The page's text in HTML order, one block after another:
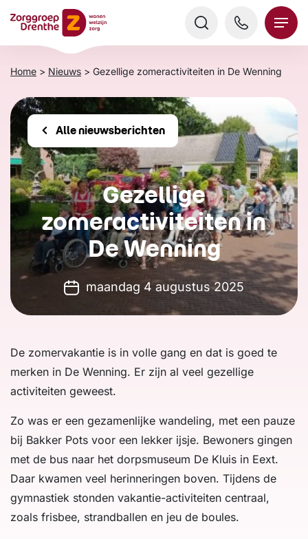
naar
content
Home > Nieuws > Gezellige zomeractiviteiten in De Wenning
Alle nieuwsberichten
Gezellige
zomeractiviteiten in
De Wenning
maandag 4 augustus 2025
De zomervakantie is in volle gang en dat is goed te
merken in De Wenning. Er zijn al veel gezellige
activiteiten geweest.
Zo was er een gezamenlijke wandeling, met een pauze
bij Bakker Pots voor een lekker ijsje. Bewoners gingen
met de bus naar het dorpsmuseum De Kluis in Eext.
Daar kwamen veel herinneringen boven. Tijdens de
gymnastiek stonden vakantie-activiteiten centraal,
zoals frisbee, strandballen en jeu de boules.